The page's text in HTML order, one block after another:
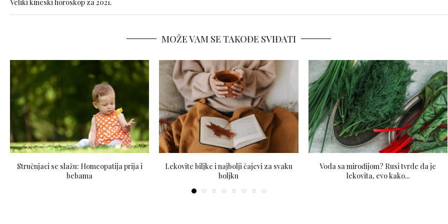
Veliki kineski horoskop za 2021.
MOŽE VAM SE TAKOĐE SVIĐATI
Stručnjaci se slažu: Homeopatija prija i
bebama
Lekovite biljke i najbolji čajevi za svaku
boljku
Voda sa mirođijom? Rusi tvrde da je
lekovita, evo kako...